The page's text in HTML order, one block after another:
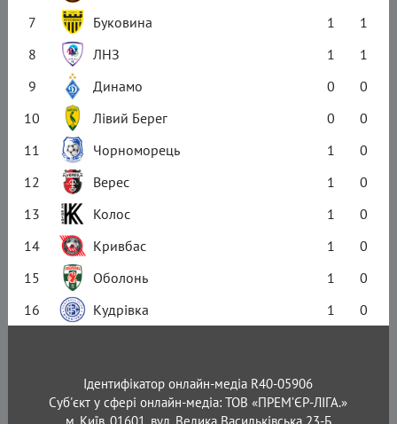
7
Буковина 1
1
8
ЛНЗ 1
1
9
Динамо 0
0
10
Лівий Берег 0
0
11
Чорноморець 1
0
12
Верес 1
0
13
Колос 1
0
14
Кривбас 1
0
15
Оболонь 1
0
16
Кудрівка 1 0
Ідентифікатор онлайн-медіа R40-05906
Суб'єкт у сфері онлайн-медіа: ТОВ «ПРЕМ’ЄР-ЛІГА.»
м. Київ, 01601, вул. Велика Васильківська 23-Б